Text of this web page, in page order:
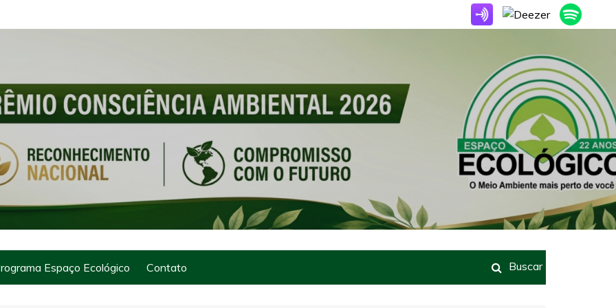
Espaço Ecológico Contato Buscar